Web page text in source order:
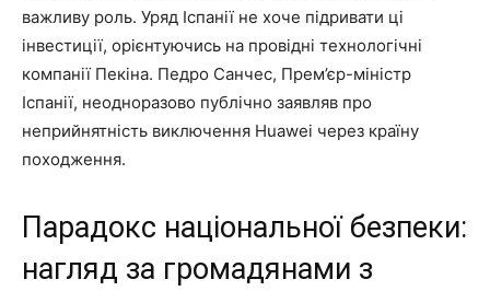
важливу роль. Уряд Іспанії не хоче підривати ці
інвестиції, орієнтуючись на провідні технологічні
компанії Пекіна. Педро Санчес, Прем’єр-міністр
Іспанії, неодноразово публічно заявляв про
неприйнятність виключення Huawei через країну
походження.
Парадокс національної безпеки:
нагляд за громадянами з